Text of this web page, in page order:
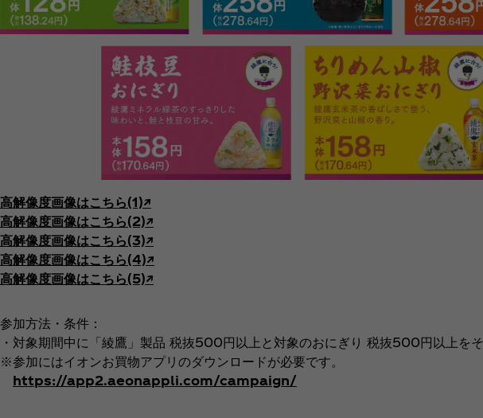
高解像度画像はこちら(1)↗︎
高解像度画像はこちら(2)↗︎
高解像度画像はこちら(3)↗︎
高解像度画像はこちら(4)↗︎
高解像度画像はこちら(5)↗︎
参加方法・条件：
・対象期間中に「綾鷹」製品 税抜500円以上と対象のおにぎり 税抜500円以上を
※参加にはイオンお買物アプリのダウンロードが必要です。
https://app2.aeonappli.com/campaign/